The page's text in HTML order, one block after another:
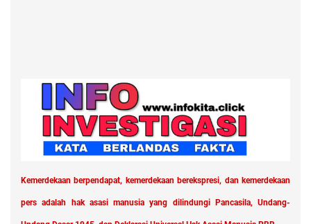
Kemerdekaan berpendapat, kemerdekaan berekspresi, dan kemerdekaan
pers adalah hak asasi manusia yang dilindungi Pancasila, Undang-